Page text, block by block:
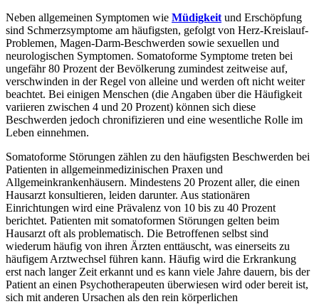
Neben allgemeinen Symptomen wie Müdigkeit und Erschöpfung
sind Schmerzsymptome am häufigsten, gefolgt von Herz-Kreislauf-
Problemen, Magen-Darm-Beschwerden sowie sexuellen und
neurologischen Symptomen. Somatoforme Symptome treten bei
ungefähr 80 Prozent der Bevölkerung zumindest zeitweise auf,
verschwinden in der Regel von alleine und werden oft nicht weiter
beachtet. Bei einigen Menschen (die Angaben über die Häufigkeit
variieren zwischen 4 und 20 Prozent) können sich diese
Beschwerden jedoch chronifizieren und eine wesentliche Rolle im
Leben einnehmen.
Somatoforme Störungen zählen zu den häufigsten Beschwerden bei
Patienten in allgemeinmedizinischen Praxen und
Allgemeinkrankenhäusern. Mindestens 20 Prozent aller, die einen
Hausarzt konsultieren, leiden darunter. Aus stationären
Einrichtungen wird eine Prävalenz von 10 bis zu 40 Prozent
berichtet. Patienten mit somatoformen Störungen gelten beim
Hausarzt oft als problematisch. Die Betroffenen selbst sind
wiederum häufig von ihren Ärzten enttäuscht, was einerseits zu
häufigem Arztwechsel führen kann. Häufig wird die Erkrankung
erst nach langer Zeit erkannt und es kann viele Jahre dauern, bis der
Patient an einen Psychotherapeuten überwiesen wird oder bereit ist,
sich mit anderen Ursachen als den rein körperlichen